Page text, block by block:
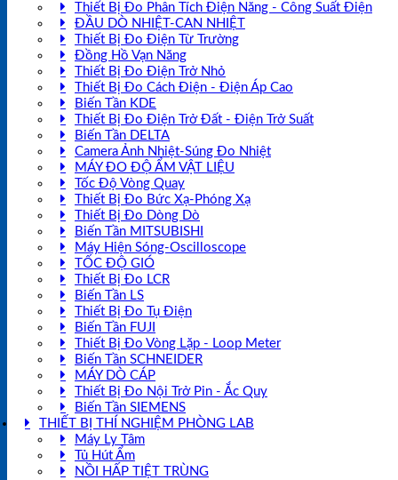
Thiết Bị Đo Phân Tích Điện Năng - Công Suất Điện
ĐẦU DÒ NHIỆT-CAN NHIỆT
Thiết Bị Đo Điện Từ Trường
Đồng Hồ Vạn Năng
Thiết Bị Đo Điện Trở Nhỏ
Thiết Bị Đo Cách Điện - Điện Áp Cao
Biến Tần KDE
Thiết Bị Đo Điện Trở Đất - Điện Trở Suất
Biến Tần DELTA
Camera Ảnh Nhiệt-Súng Đo Nhiệt
MÁY ĐO ĐỘ ẨM VẬT LIỆU
Tốc Độ Vòng Quay
Thiết Bị Đo Bức Xạ-Phóng Xạ
Thiết Bị Đo Dòng Dò
Biến Tần MITSUBISHI
Máy Hiện Sóng-Oscilloscope
TỐC ĐỘ GIÓ
Thiết Bị Đo LCR
Biến Tần LS
Thiết Bị Đo Tụ Điện
Biến Tần FUJI
Thiết Bị Đo Vòng Lặp - Loop Meter
Biến Tần SCHNEIDER
MÁY DÒ CÁP
Thiết Bị Đo Nội Trở Pin - Ắc Quy
Biến Tần SIEMENS
THIẾT BỊ THÍ NGHIỆM PHÒNG LAB
Máy Ly Tâm
Tủ Hút Ẩm
NỒI HẤP TIỆT TRÙNG